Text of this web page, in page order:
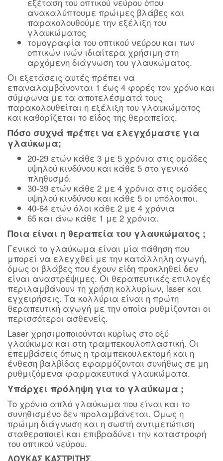
ανακαλύπτουμε πρώιμες βλάβες και
παρακολουθούμε την εξέλιξη του
γλαυκώματος
τομογραφία του οπτικού νεύρου και των
οπτικών ινών ιδιαίτερα χρήσιμη στη
αρχόμενη διάγνωση του γλαυκώματος.
Οι εξετάσεις αυτές πρέπει να
επαναλαμβάνονται 1 έως 4 φορές τον χρόνο και
σύμφωνα με τα αποτελέσματά τους
παρακολουθείται η εξέλιξη του γλαυκώματος
και καθορίζεται το είδος της θεραπείας.
Πόσο συχνά πρέπει να ελεγχόμαστε για
γλαύκωμα;
20-29 ετών κάθε 3 με 5 χρόνια στις ομάδες
υψηλού κινδύνου και κάθε 5 στο γενικό
πληθυσμό.
30-39 ετών κάθε 2 με 4 χρόνια στις ομάδες
υψηλού κινδύνου και κάθε 5 οι υπόλοιποι.
40-64 ετών όλοι κάθε 2 με 4 χρόνια
65 και άνω κάθε 1 με 2 χρόνια.
Ποια είναι η θεραπεία του γλαυκώματος ;
Γενικά το γλαύκωμα είναι μία πάθηση που
μπορεί να ελεγχθεί με την κατάλληλη αγωγή,
όμως οι βλάβες που έχουν είδη προκληθεί δεν
είναι αναστρέψιμες. Οι θεραπευτικές επιλογές
περιλαμβάνουν τη χρήση κολλυρίων, laser και
εγχειρήσεις. Τα κολλύρια είναι η πρώτη
θεραπευτική αγωγή με την οποία ρυθμίζονται οι
περισσότεροι ασθενείς.
Laser χρησιμοποιούνται κυρίως στο οξύ
γλαύκωμα και στη τραμπεκουλοπλαστική. Οι
επεμβάσεις όπως η τραμπεκουλεκτομή και η
ένθεση βαλβίδας εφαρμόζονται συνήθως σε μη
ρυθμιζόμενα φαρμακευτικά γλαυκώματα.
Υπάρχει πρόληψη για το γλαύκωμα ;
Το χρόνιο απλό γλαύκωμα που είναι και το
συνηθισμένο δεν προλαμβάνεται. Όμως η
πρώιμη διάγνωση και η σωστή αντιμετώπιση
σταθεροποιεί και επιβραδύνει την καταστροφή
του οπτικού νεύρου.
ΛΟΥΚΑΣ ΚΑΣΤΡΙΤΗΣ